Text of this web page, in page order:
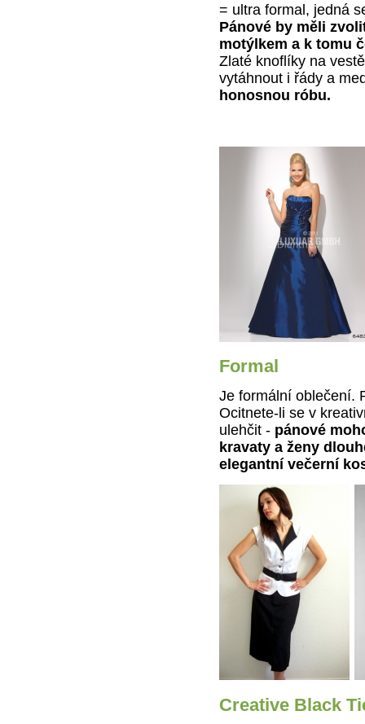
= ultra formal, jedná
Pánové by měli
motýlkem a k tomu
Zlaté knoflíky na
vytáhnout i řády a
honosnou róbu.
Formal
Je formální oblečení.
Ocitnete-li se v
ulehčit - pánové
kravaty a ženy
elegantní večerní
Creative Black